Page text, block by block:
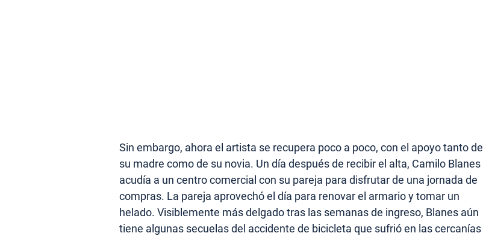
Sin embargo, ahora el artista se recupera poco a poco, con el apoyo tanto de
su madre como de su novia. Un día después de recibir el alta, Camilo Blanes
acudía a un centro comercial con su pareja para disfrutar de una jornada de
compras. La pareja aprovechó el día para renovar el armario y tomar un
helado. Visiblemente más delgado tras las semanas de ingreso, Blanes aún
tiene algunas secuelas del accidente de bicicleta que sufrió en las cercanías